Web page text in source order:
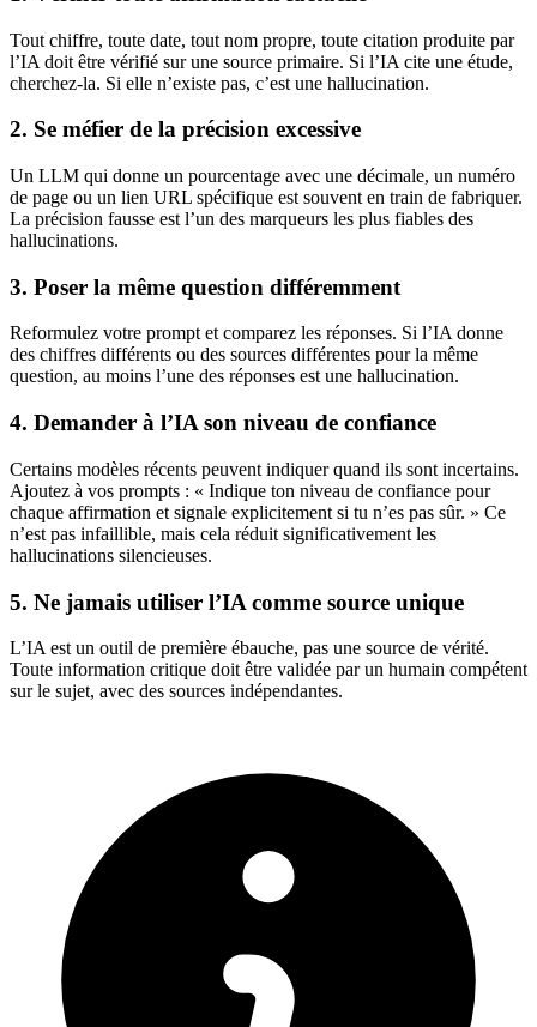
Tout chiffre, toute date, tout nom propre, toute citation produite par
l’IA doit être vérifié sur une source primaire. Si l’IA cite une étude,
cherchez-la. Si elle n’existe pas, c’est une hallucination.
2. Se méfier de la précision excessive
Un LLM qui donne un pourcentage avec une décimale, un numéro
de page ou un lien URL spécifique est souvent en train de fabriquer.
La précision fausse est l’un des marqueurs les plus fiables des
hallucinations.
3. Poser la même question différemment
Reformulez votre prompt et comparez les réponses. Si l’IA donne
des chiffres différents ou des sources différentes pour la même
question, au moins l’une des réponses est une hallucination.
4. Demander à l’IA son niveau de confiance
Certains modèles récents peuvent indiquer quand ils sont incertains.
Ajoutez à vos prompts : « Indique ton niveau de confiance pour
chaque affirmation et signale explicitement si tu n’es pas sûr. » Ce
n’est pas infaillible, mais cela réduit significativement les
hallucinations silencieuses.
5. Ne jamais utiliser l’IA comme source unique
L’IA est un outil de première ébauche, pas une source de vérité.
Toute information critique doit être validée par un humain compétent
sur le sujet, avec des sources indépendantes.